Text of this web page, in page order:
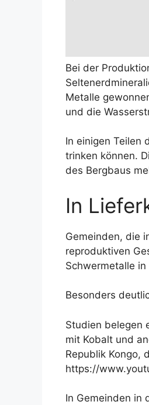
Bei der
Metalle
und die
In einigen Teilen
trinken können.
des Bergbaus
In
Gemeinden, die
reproduktiven
Schwermetalle
Besonders
Studien belegen
mit Kobalt und
Republik Kongo,
https://
In Gemeinden in